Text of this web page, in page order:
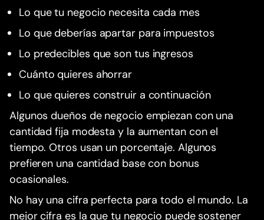
Lo que tu negocio necesita cada mes
Lo que deberías apartar para impuestos
Lo predecibles que son tus ingresos
Cuánto quieres ahorrar
Lo que quieres construir a continuación
Algunos dueños de negocio empiezan con una
cantidad fija modesta y la aumentan con el
tiempo. Otros usan un porcentaje. Algunos
prefieren una cantidad base con bonus
ocasionales.
No hay una cifra perfecta para todo el mundo. La
mejor cifra es la que tu negocio puede sostener